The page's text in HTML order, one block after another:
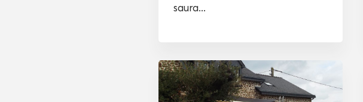
saura...